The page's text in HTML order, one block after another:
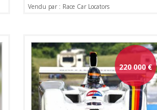
Vendu par : Race Car Locators
220 000€